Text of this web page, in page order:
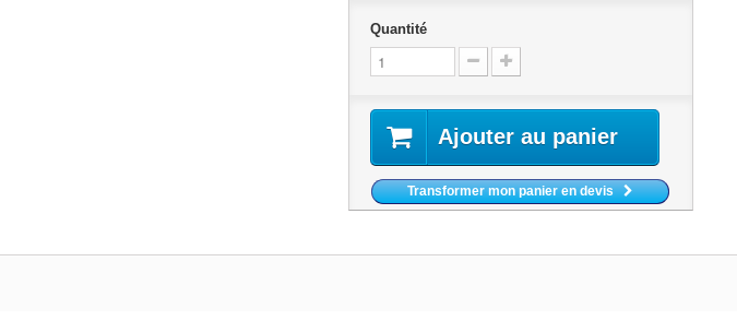
Quantité
Ajouter au panier
Transformer mon panier en devis